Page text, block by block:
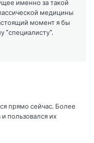
именно за такой
медицины
момент я бы
"специалисту".
прямо сейчас. Более
пользовался их